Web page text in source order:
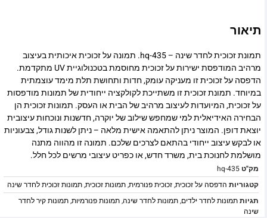
תיאור
תמונת זכוכית לחדר שינה – hq-435. תמונה על זכוכית איכותית בעיצוב
מרהיב המודפסת ישירות על זכוכית מחוסמת בטכנולוגיית UV מתקדמת.
הדפסה על זכוכית זו מעניקה עומק, חדות ותחושת תלת מימד עוצמתית
במיוחד. תמונת זכוכית זו משתייכת לקולקציה ייחודית של תמונות מודפסות
על זכוכית, המיועדות לעיצוב מרהיב של הבית או העסק. תמונות זכוכית הן
הבחירה האידיאלית למי שמחפש שילוב של יוקרה, חדשנות ונוכחות עיצובית
יוצאת דופן. המוצר ניתן להתאמה אישית מלאה – ניתן לשנות גודל, צבעוניות
או לבקש עיצוב ייחודי בהתאם לצרכים שלכם. תמונה זו מהווה מתנה
מושלמת לחנוכת בית, משרד חדש, או כפריט עיצובי מרשים לכל חלל.
מק"טhq-435
קטגוריות הדפסה על זכוכית,זכוכית פנורמית,תמונות זכוכית,תמונות זכוכית לחדר שינה
תגיותתמונות לחדר ילדים,תמונות לחדר שינה,תמונות פנורמיות,תמונות קיר לחדר
שינה